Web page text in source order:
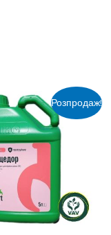
Розпродаж!